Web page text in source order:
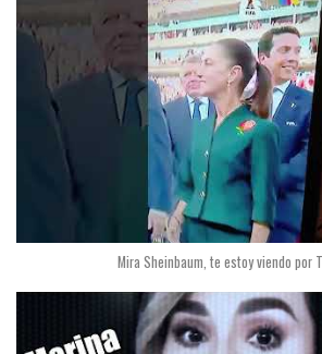
Mira Sheinbaum, te estoy viendo por